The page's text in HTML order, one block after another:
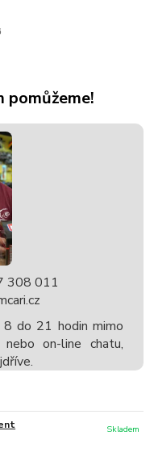
pomůžeme!
308 011
do 21 hodin mimo
on-line chatu,
Skladem